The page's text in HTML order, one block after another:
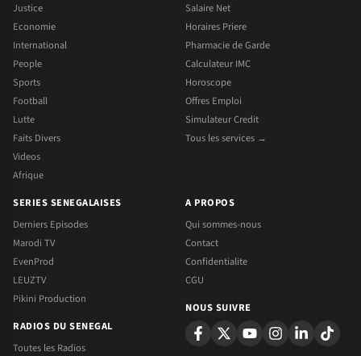
Justice
Economie
International
People
Sports
Football
Lutte
Faits Divers
Videos
Afrique
Salaire Net
Horaires Priere
Pharmacie de Garde
Calculateur IMC
Horoscope
Offres Emploi
Simulateur Credit
Tous les services →
SERIES SENEGALAISES
Derniers Episodes
Marodi TV
EvenProd
LEUZTV
Pikini Production
RADIOS DU SENEGAL
Toutes les Radios
A PROPOS
Qui sommes-nous
Contact
Confidentialite
CGU
NOUS SUIVRE